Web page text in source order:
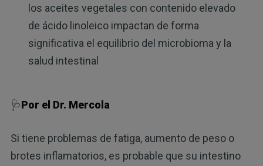
los aceites vegetales con contenido elevado
de ácido linoleico impactan de forma
significativa el equilibrio del microbioma y la
salud intestinal
🩺Por el Dr. Mercola
Si tiene problemas de fatiga, aumento de peso o
brotes inflamatorios, es probable que su intestino